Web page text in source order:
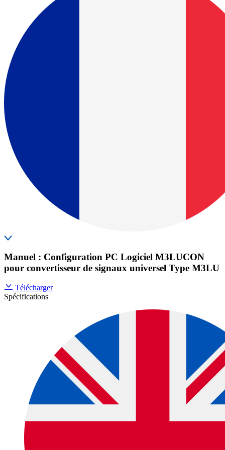
Manuel : Configuration PC Logiciel M3LUCON
pour convertisseur de signaux universel Type M3LU
Télécharger
Spécifications